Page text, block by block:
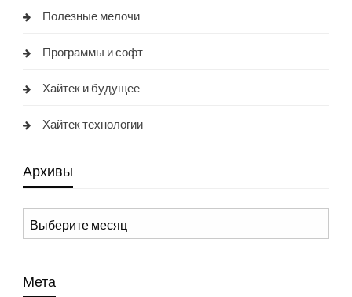
Полезные мелочи
Программы и софт
Хайтек и будущее
Хайтек технологии
Архивы
Архивы
Мета